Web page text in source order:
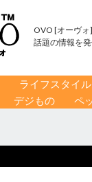
OVO [オーヴォ]
話題の情報を
ライフスタイル
デジもの ペ